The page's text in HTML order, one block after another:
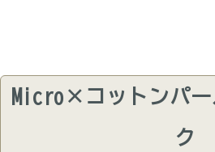
Micro×コットンパー
ク